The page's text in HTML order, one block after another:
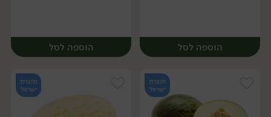
הוספה לסל הוספה לסל
תוצרת
ישראל
תוצרת
ישראל